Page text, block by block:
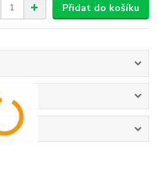
Přidat do košíku